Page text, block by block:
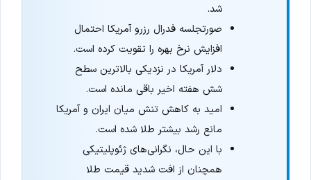
شد.
صورتجلسه فدرال رزرو آمریکا احتمال
افزایش نرخ بهره را تقویت کرده است.
دلار آمریکا در نزدیکی بالاترین سطح
شش هفته اخیر باقی مانده است.
امید به کاهش تنش میان ایران و آمریکا
مانع رشد بیشتر طلا شده است.
با این حال، نگرانی‌های ژئوپلیتیکی
همچنان از افت شدید قیمت طلا